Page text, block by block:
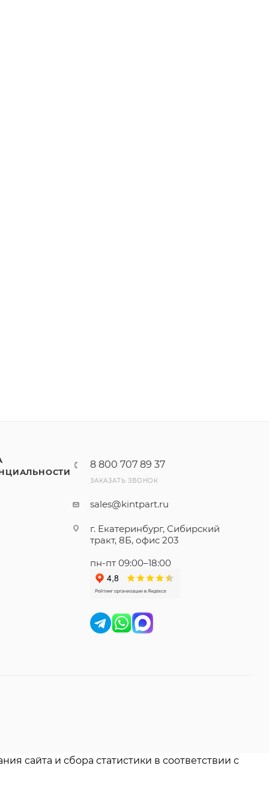
8 800 707 89 37
ЗАКАЗАТЬ ЗВОНОК
sales@kintpart.ru
г. Екатеринбург, Сибирский
тракт, 8Б, офис 203
пн-пт 09:00–18:00
сайта и сбора статистики в соответствии с